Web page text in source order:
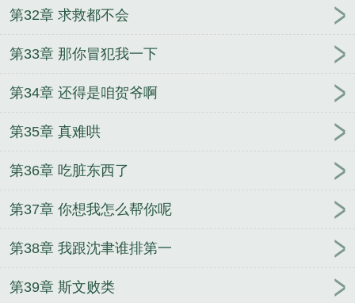
第32章 求救都不会
第33章 那你冒犯我一下
第34章 还得是咱贺爷啊
第35章 真难哄
第36章 吃脏东西了
第37章 你想我怎么帮你呢
第38章 我跟沈聿谁排第一
第39章 斯文败类